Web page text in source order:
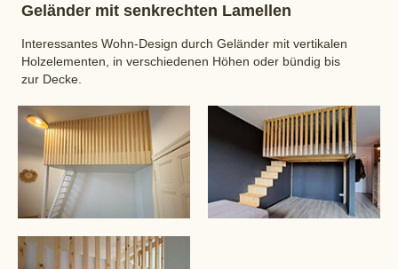
Geländer mit senkrechten Lamellen
Interessantes Wohn-Design durch Geländer mit vertikalen
Holzelementen, in verschiedenen Höhen oder bündig bis
zur Decke.